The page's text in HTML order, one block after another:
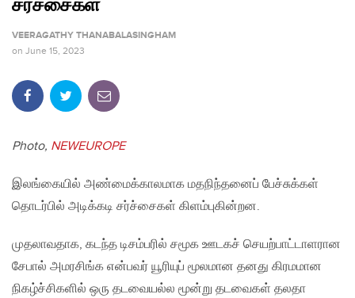
சர்ச்சைகள்
VEERAGATHY THANABALASINGHAM
on June 15, 2023
Photo, NEWEUROPE
இலங்கையில் அண்மைக்காலமாக மதநிந்தனைப் பேச்சுக்கள்
தொடர்பில் அடிக்கடி சர்ச்சைகள் கிளம்புகின்றன.
முதலாவதாக, கடந்த டிசம்பரில் சமூக ஊடகச் செயற்பாட்டாளரான
சேபால் அமரசிங்க என்பவர் யூரியுப் மூலமான தனது கிரமமான
நிகழ்ச்சிகளில் ஒரு தடவையல்ல மூன்று தடவைகள் தலதா